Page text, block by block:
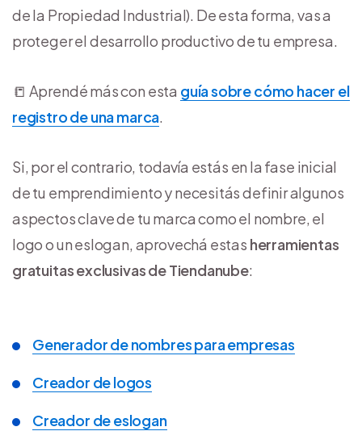
de la Propiedad Industrial). De esta forma, vas a
proteger el desarrollo productivo de tu empresa.
📒 Aprendé más con esta guía sobre cómo hacer el
registro de una marca.
Si, por el contrario, todavía estás en la fase inicial
de tu emprendimiento y necesitás definir algunos
aspectos clave de tu marca como el nombre, el
logo o un eslogan, aprovechá estas herramientas
gratuitas exclusivas de Tiendanube:
Generador de nombres para empresas
Creador de logos
Creador de eslogan